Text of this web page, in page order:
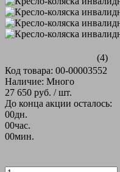
(4)
Код товара: 00-00003552
Наличие: Много
27 650 руб. / шт.
До конца акции осталось:
00дн.
00час.
00мин.